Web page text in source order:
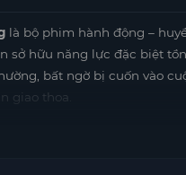
là bộ phim hành động –
hữu năng lực đặc biệt
bất ngờ bị cuốn vào
giao thoa.
đối diện với quá khứ, học